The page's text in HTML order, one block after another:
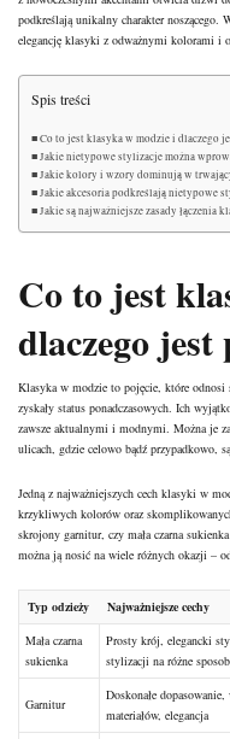
podkreślają unikalny charakter noszącego.
elegancję klasyki z odważnymi kolorami i
Spis treści
Co to jest klasyka w modzie i dlaczego
Jakie nietypowe stylizacje można
Jakie kolory i wzory dominują w
Jakie akcesoria podkreślają nietypowe
Jakie są najważniejsze zasady łączenia
Co to jest
dlaczego jest
Klasyka w modzie to pojęcie, które odnosi
zyskały status ponadczasowych. Ich
zawsze aktualnymi i modnymi. Można je
ulicach, gdzie celowo bądź przypadkowo,
Jedną z najważniejszych cech klasyki w
krzykliwych kolorów oraz
skrojony garnitur, czy mała czarna
można ją nosić na wiele różnych okazji –
Typ odzieży Najważniejsze cechy
Mała czarna
sukienka
Prosty krój, elegancki
stylizacji na różne
Garnitur
Doskonałe
materiałów, elegancja